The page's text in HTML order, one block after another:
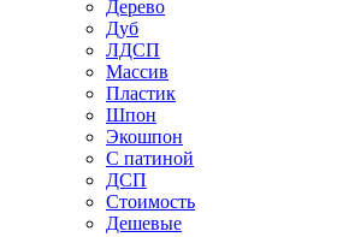
Дерево
Дуб
ЛДСП
Массив
Пластик
Шпон
Экошпон
С патиной
ДСП
Стоимость
Дешевые